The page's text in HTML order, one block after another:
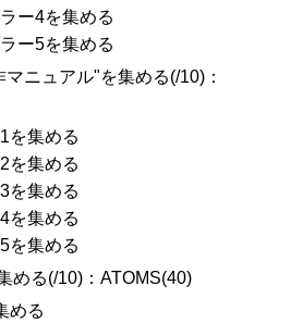
ー4を集める
ー5を集める
ニュアル"を集める(/10)：
を集める
を集める
を集める
を集める
を集める
める(/10)：ATOMS(40)
める